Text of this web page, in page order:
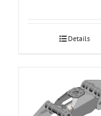
Details